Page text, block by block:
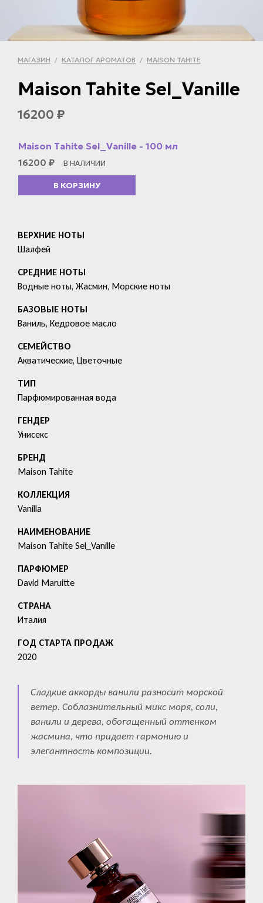
МАГАЗИН / КАТАЛОГ АРОМАТОВ / MAISON TAHITE
Maison Tahite Sel_Vanille
16200 ₽
Maison Tahite Sel_Vanille - 100 мл
16200 ₽ В НАЛИЧИИ
В КОРЗИНУ
ВЕРХНИЕ НОТЫ
Шалфей
СРЕДНИЕ НОТЫ
Водные ноты, Жасмин, Морские ноты
БАЗОВЫЕ НОТЫ
Ваниль, Кедровое масло
СЕМЕЙСТВО
Акватические, Цветочные
ТИП
Парфюмированная вода
ГЕНДЕР
Унисекс
БРЕНД
Maison Tahite
КОЛЛЕКЦИЯ
Vanilla
HАИМЕНОВАНИЕ
Maison Tahite Sel_Vanille
ПАРФЮМЕР
David Maruitte
СТРАНА
Италия
ГОД СТАРТА ПРОДАЖ
2020
Сладкие аккорды ванили разносит морской
ветер. Соблазнительный микс моря, соли,
ванили и дерева, обогащенный оттенком
жасмина, что придает гармонию и
элегантность композиции.